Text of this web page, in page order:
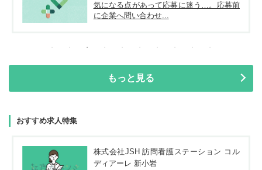
気になる点があって応募に迷う…。応募前
に企業へ問い合わせ...
もっと見る
おすすめ求人特集
株式会社JSH 訪問看護ステーション コル
ディアーレ 新小岩